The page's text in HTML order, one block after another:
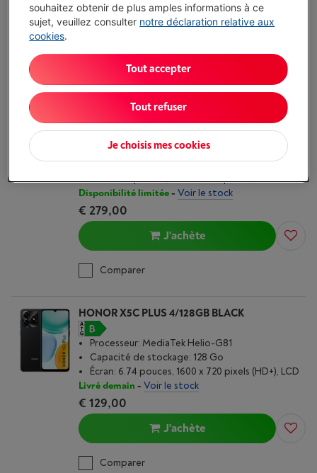
J'achète
HONOR 400 LITE 256GO NOIR + EARBUDS X7
LITE BLANC
Processeur: Mediatek-7025 Ultra
Capacité de stockage: 256 Go
Écran: 6.7 pouces, 1080 X 2412 pixels, AMOLED
Disponibilité limitée- Voir le stock
€ 279,00
J'achète
Comparer
HONOR X5C PLUS 4/128GB BLACK
Processeur: MediaTek Helio-G81
Capacité de stockage: 128 Go
Écran: 6.74 pouces, 1600 x 720 pixels (HD+), LCD
Livré demain - Voir le stock
€ 129,00
J'achète
Comparer
souhaitez obtenir de plus amples informations à ce
sujet, veuillez consulter notre déclaration relative aux
cookies.
Je choisis mes cookies
Tout refuser
Tout accepter